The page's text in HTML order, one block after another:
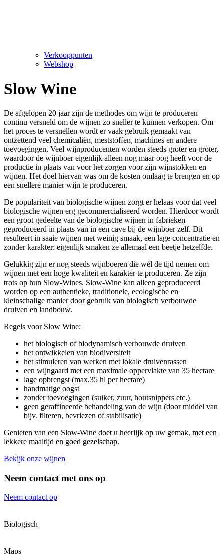
Verkooppunten
Webshop
Slow Wine
De afgelopen 20 jaar zijn de methodes om wijn te produceren
continu versneld om de wijnen zo sneller te kunnen verkopen. Om
het proces te versnellen wordt er vaak gebruik gemaakt van
ontzettend veel chemicaliën, meststoffen, machines en andere
toevoegingen. Veel wijnproducenten worden steeds groter en groter,
waardoor de wijnboer eigenlijk alleen nog maar oog heeft voor de
productie in plaats van voor het zorgen voor zijn wijnstokken en
wijnen. Het doel hiervan was om de kosten omlaag te brengen en op
een snellere manier wijn te produceren.
De populariteit van biologische wijnen zorgt er helaas voor dat veel
biologische wijnen erg gecommercialiseerd worden. Hierdoor wordt
een groot gedeelte van de biologische wijnen in fabrieken
geproduceerd in plaats van in een cave bij de wijnboer zelf. Dit
resulteert in saaie wijnen met weinig smaak, een lage concentratie en
zonder karakter: eigenlijk smaken ze allemaal een beetje hetzelfde.
Gelukkig zijn er nog steeds wijnboeren die wél de tijd nemen om
wijnen met een hoge kwaliteit en karakter te produceren. Ze zijn
trots op hun Slow-Wines. Slow-Wine kan alleen geproduceerd
worden op een authentieke, traditionele, ecologische en
kleinschalige manier door gebruik van biologisch verbouwde
druiven en landbouw.
Regels voor Slow Wine:
het biologisch of biodynamisch verbouwde druiven
het ontwikkelen van biodiversiteit
het stimuleren van werken met lokale druivenrassen
een wijngaard met een maximale oppervlakte van 35 hectare
lage opbrengst (max.35 hl per hectare)
handmatige oogst
zonder toevoegingen (suiker, zuur, houtsnippers etc.)
geen geraffineerde behandeling van de wijn (door middel van
bijv. filteren, bevriezen of stabilisatie)
Genieten van een Slow-Wine doet u heerlijk op uw gemak, met een
lekkere maaltijd en goed gezelschap.
Bekijk onze wijnen
Neem contact met ons op
Neem contact op
Biologisch
Maps